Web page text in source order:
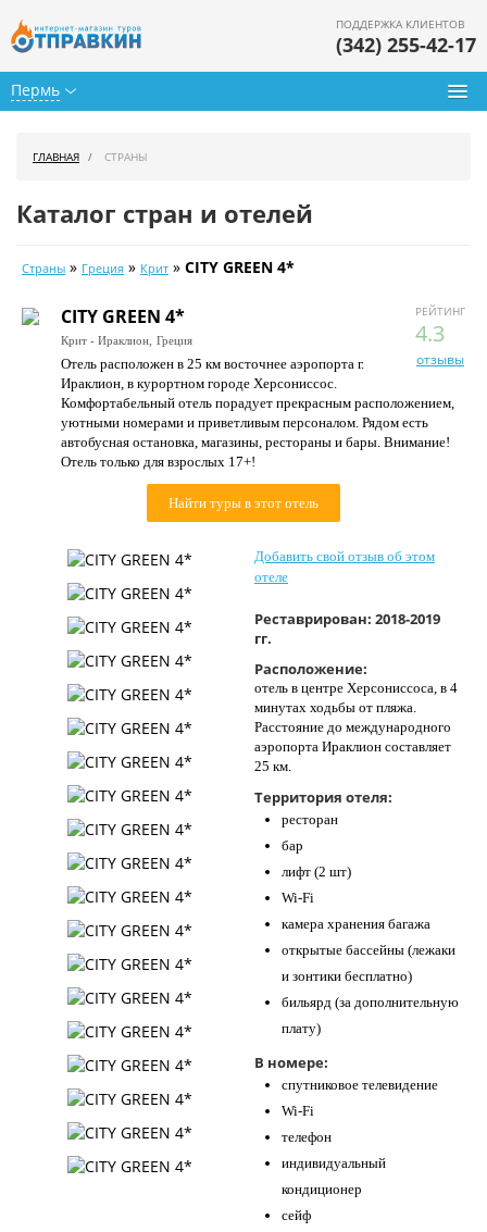
Пермь
ПОДДЕРЖКА КЛИЕНТОВ
(342) 255-42-17
Календарь туров
Цены дня
Страны
Как купить
О нас
ГЛАВНАЯ СТРАНЫ
Каталог стран и отелей
Страны » Греция » Крит » CITY GREEN 4*
РЕЙТИНГ
4.3
отзывы
CITY GREEN 4*
Крит - Ираклион, Греция
Отель расположен в 25 км восточнее аэропорта г.
Ираклион, в курортном городе Херсониссос.
Комфортабельный отель порадует прекрасным расположением,
уютными номерами и приветливым персоналом. Рядом есть
автобусная остановка, магазины, рестораны и бары. Внимание!
Отель только для взрослых 17+!
Найти туры в этот отель
Добавить свой отзыв об этом
отеле
Реставрирован: 2018-2019
гг.
Расположение:
отель в центре Херсониссоса, в 4
минутах ходьбы от пляжа.
Расстояние до международного
аэропорта Ираклион составляет
25 км.
Территория отеля:
ресторан
бар
лифт (2 шт)
Wi-Fi
камера хранения багажа
открытые бассейны (лежаки
и зонтики бесплатно)
бильярд (за дополнительную
плату)
В номере:
спутниковое телевидение
Wi-Fi
телефон
индивидуальный
кондиционер
сейф